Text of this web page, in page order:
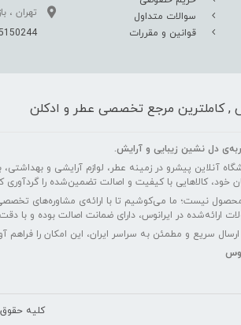
سوالات متداول
قوانین و مقررات
تهران ،
, کاملترین مرجع تخصصی عطر و ادکلن
دل‌ نشین زیبایی و آرایش.
آنلاین پیشرو در زمینه عطر، لوازم آرایشی و
خود، کالاهایی با کیفیت و اصالت تضمین‌شده را
نیست؛ ما می‌کوشیم تا با ارائه‌ی مشاوره‌های
ارائه‌شده در ایرانوس، دارای ضمانت اصالت بوده و با
سریع و مطمئن به سراسر ایران، این امکان را
کليه